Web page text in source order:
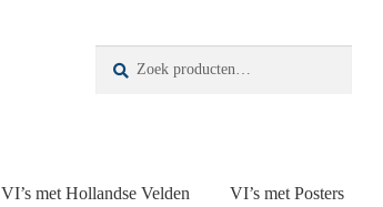
Zoeken
VI’s met Hollandse Velden VI’s met Posters